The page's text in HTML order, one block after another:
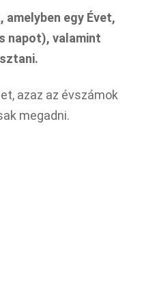
amelyben egy Évet,
napot), valamint
azaz az évszámok
megadni.